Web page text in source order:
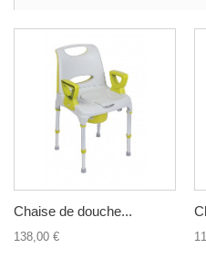
Chaise de douche...
138,00 €